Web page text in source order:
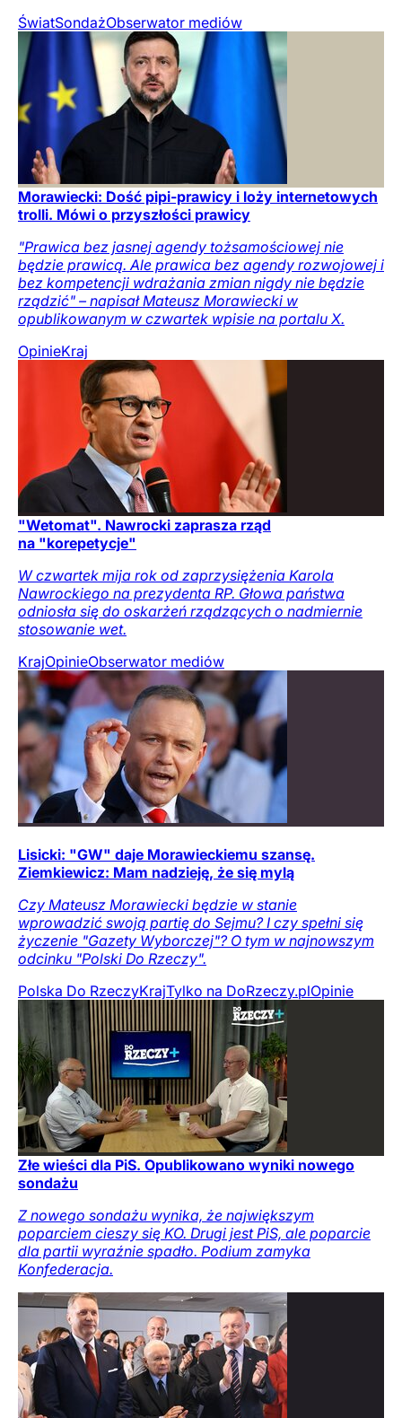
ŚwiatSondażObserwator mediów
Morawiecki: Dość pipi-prawicy i loży internetowych
trolli. Mówi o przyszłości prawicy
"Prawica bez jasnej agendy tożsamościowej nie
będzie prawicą. Ale prawica bez agendy rozwojowej i
bez kompetencji wdrażania zmian nigdy nie będzie
rządzić" – napisał Mateusz Morawiecki w
opublikowanym w czwartek wpisie na portalu X.
OpinieKraj
"Wetomat". Nawrocki zaprasza rząd
na "korepetycje"
W czwartek mija rok od zaprzysiężenia Karola
Nawrockiego na prezydenta RP. Głowa państwa
odniosła się do oskarżeń rządzących o nadmiernie
stosowanie wet.
KrajOpinieObserwator mediów
Lisicki: "GW" daje Morawieckiemu szansę.
Ziemkiewicz: Mam nadzieję, że się mylą
Czy Mateusz Morawiecki będzie w stanie
wprowadzić swoją partię do Sejmu? I czy spełni się
życzenie "Gazety Wyborczej"? O tym w najnowszym
odcinku "Polski Do Rzeczy".
Polska Do RzeczyKrajTylko na DoRzeczy.plOpinie
Złe wieści dla PiS. Opublikowano wyniki nowego
sondażu
Z nowego sondażu wynika, że największym
poparciem cieszy się KO. Drugi jest PiS, ale poparcie
dla partii wyraźnie spadło. Podium zamyka
Konfederacja.